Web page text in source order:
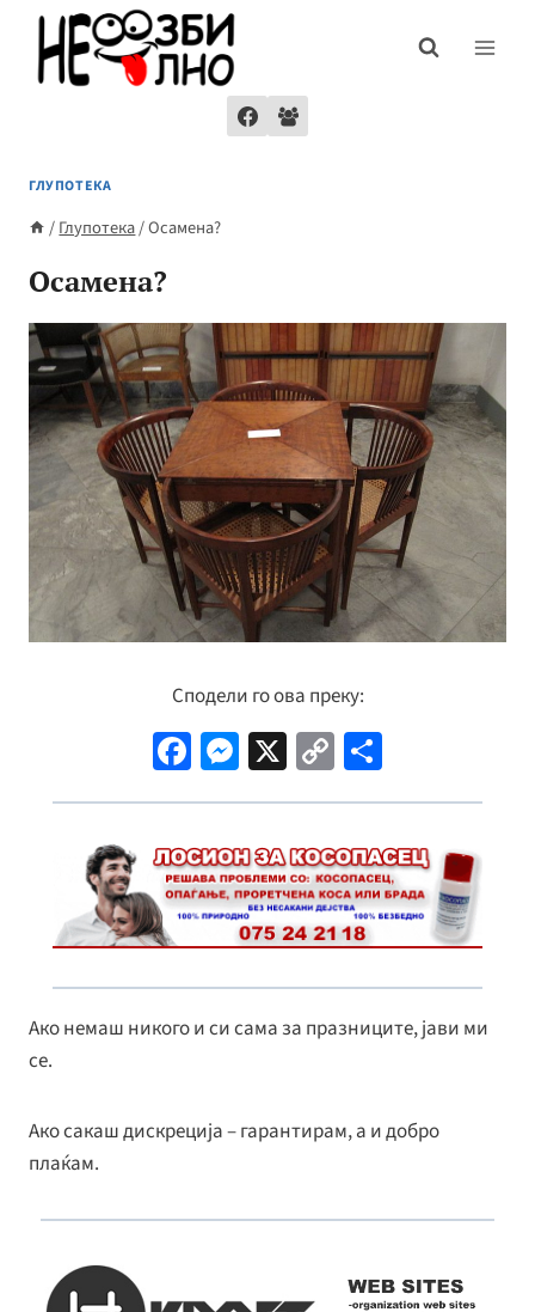
content
ГЛУПОТЕКА
/Глупотека/Осамена?
Осамена?
Сподели го ова преку:
Fa
ce
o
o
k
M
es
n
ge
r
X C
o
y
Li
n
k
h
e
Ако немаш никого и си сама за празниците, јави ми
се.
Ако сакаш дискреција – гарантирам, а и добро
плаќам.